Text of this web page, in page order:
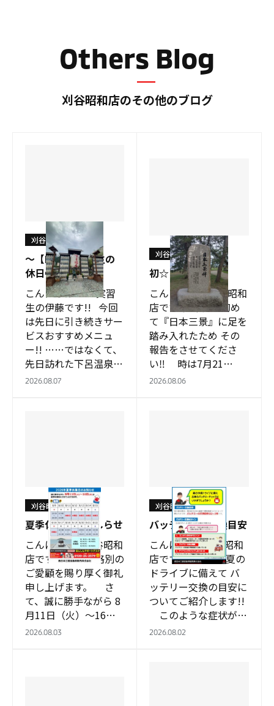
Others Blog
刈谷昭和店のその他のブログ
～【No.1】実習生の
休日🐸～
刈谷昭和店
こんにちは～！ 実習
生の伊藤です!! 今回
は先日に引き続きサー
ビスおすすめメニュ
ー!! ……ではなくて、
先日訪れた下呂温泉に
ついて紹介したいと思
2026.08.07
初☆
刈谷昭和店
こんにちは、刈谷昭和
店です😊 今日は初め
て『日本三景』に足を
踏み入れたため その
報告をさせてくださ
い‼️ 時は7月21
日・・・ （余談です
2026.08.06
夏季休業日のおしらせ
刈谷昭和店
こんにちは。刈谷昭和
店です。 平素は格別の
ご愛顧を賜り厚く御礼
申し上げます。 さ
て、誠に勝手ながら 8
月11日（火）～16日
（日）を夏季休業日と
2026.08.03
バッテリーの交換目安
刈谷昭和店
こんにちは! 刈谷昭和
店です😊 今回は夏の
ドライブに備えて バ
ッテリー交換の目安に
ついてご紹介します!!
このような症状が見
られる場合は、 バッ
2026.08.02